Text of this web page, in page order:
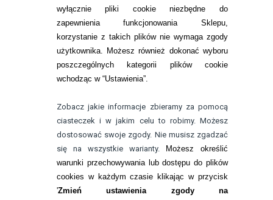
wyłącznie pliki cookie niezbędne do
zapewnienia funkcjonowania Sklepu,
korzystanie z takich plików nie wymaga zgody
użytkownika. Możesz również dokonać wyboru
poszczególnych kategorii plików cookie
wchodząc w “Ustawienia”.
Zobacz jakie informacje zbieramy za pomocą
ciasteczek i w jakim celu to robimy. Możesz
dostosować swoje zgody. Nie musisz zgadzać
się na wszystkie warianty.
Możesz określić
warunki przechowywania lub dostępu do plików
cookies w każdym czasie klikając w przycisk
'Zmień ustawienia zgody na
KONTAKT
telefon:
22 113 44 42
telefon:
732 08 08 72
kontakt@bezokularow.pl